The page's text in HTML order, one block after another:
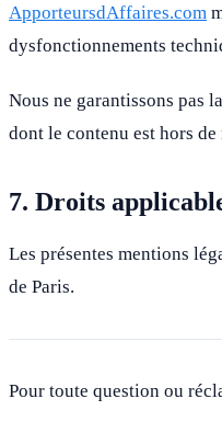
ApporteursdAffaires.com
dysfonctionnements
Nous ne garantissons pas
dont le contenu est hors
7. Droits
Les présentes mentions
de Paris.
Pour toute question ou